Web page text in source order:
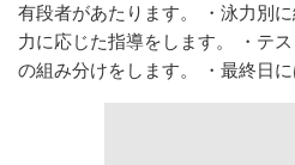
有段者があたります。 ・泳力別
力に応じた指導をします。 ・テ
の組み分けをします。 ・最終日